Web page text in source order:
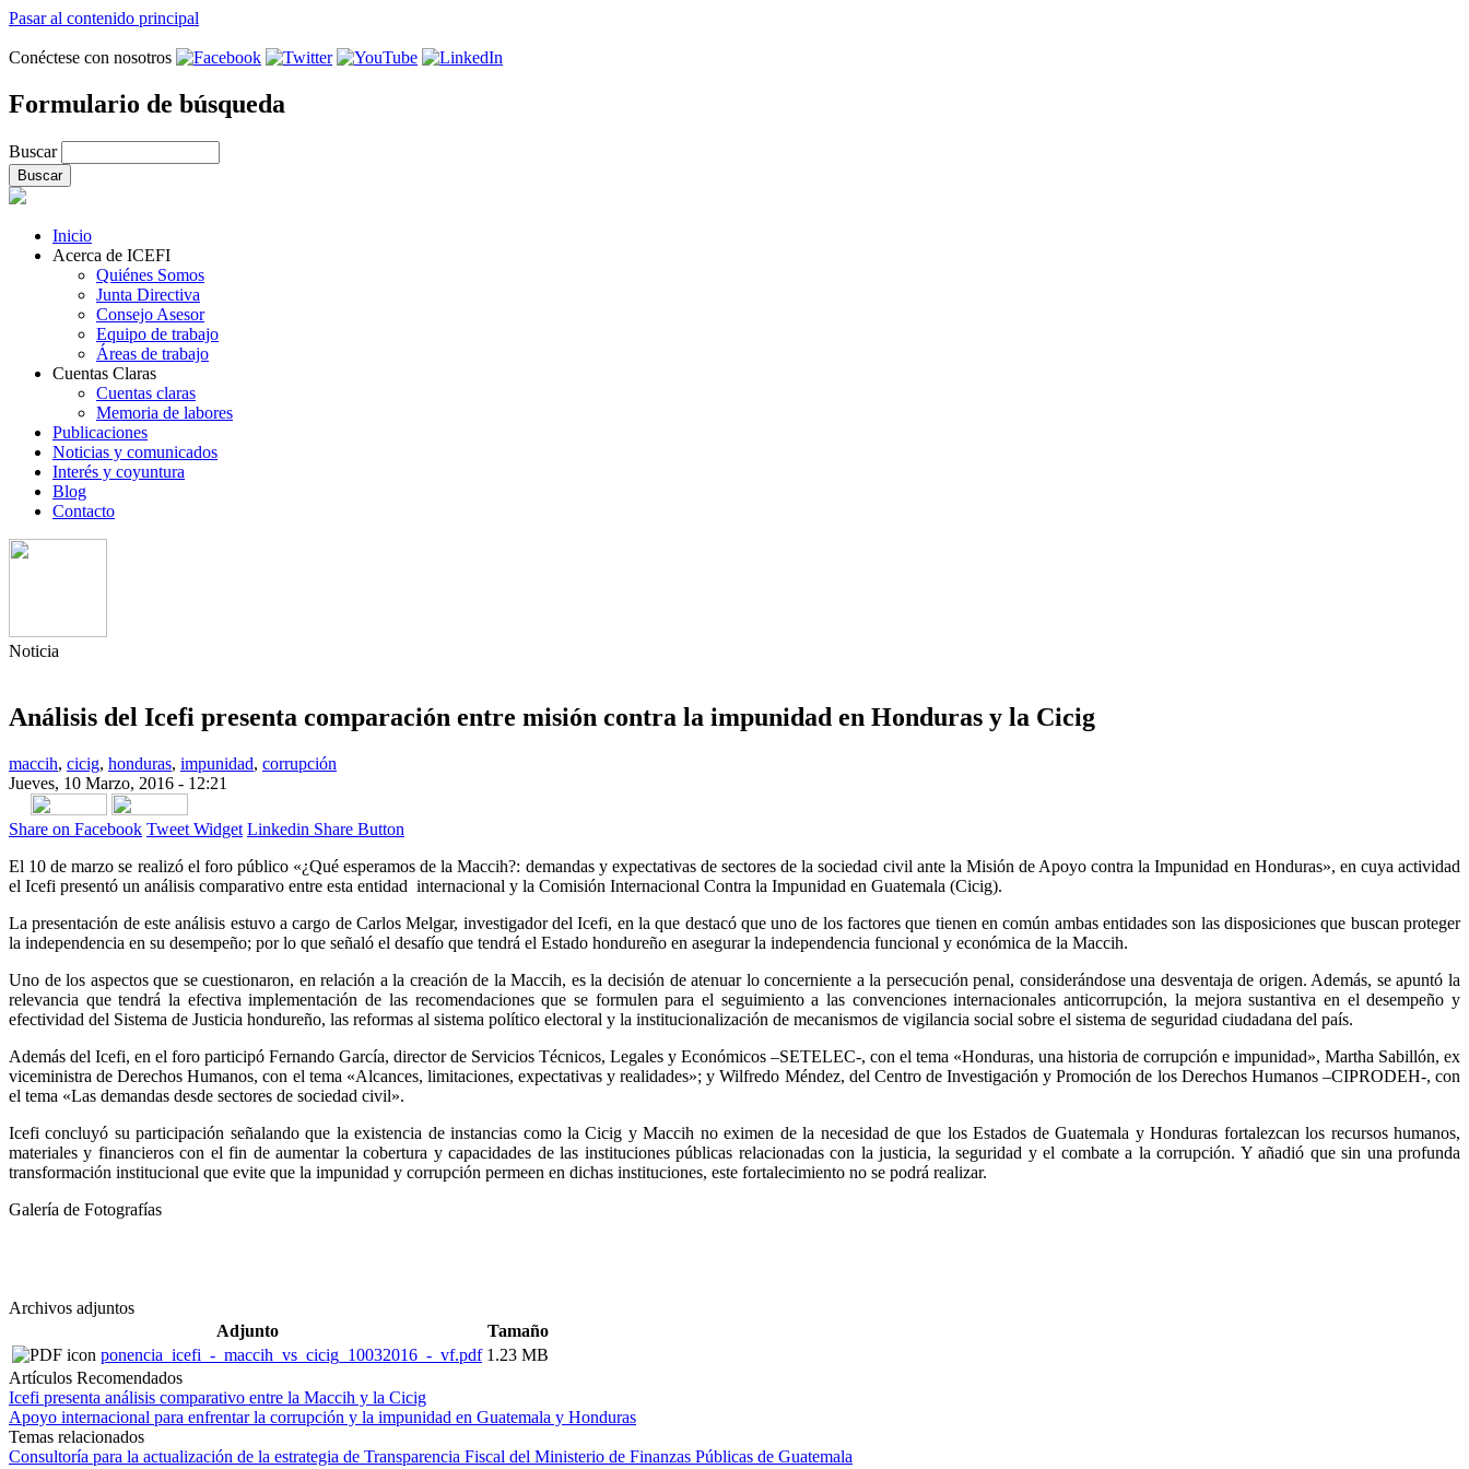
Pasar al contenido principal
Conéctese con nosotros
Formulario de búsqueda
Buscar
Inicio
Acerca de ICEFI
Quiénes Somos
Junta Directiva
Consejo Asesor
Equipo de trabajo
Áreas de trabajo
Cuentas Claras
Cuentas claras
Memoria de labores
Publicaciones
Noticias y comunicados
Interés y coyuntura
Blog
Contacto
Noticia
Análisis del Icefi presenta comparación entre misión contra la impunidad en Honduras y la Cicig
maccih, cicig, honduras, impunidad, corrupción
Jueves, 10 Marzo, 2016 - 12:21
Share on Facebook Tweet Widget Linkedin Share Button
El 10 de marzo se realizó el foro público «¿Qué esperamos de la Maccih?: demandas y expectativas de sectores de la sociedad civil ante la Misión de Apoyo contra la Impunidad en Honduras», en cuya actividad
el Icefi presentó un análisis comparativo entre esta entidad internacional y la Comisión Internacional Contra la Impunidad en Guatemala (Cicig).
La presentación de este análisis estuvo a cargo de Carlos Melgar, investigador del Icefi, en la que destacó que uno de los factores que tienen en común ambas entidades son las disposiciones que buscan proteger
la independencia en su desempeño; por lo que señaló el desafío que tendrá el Estado hondureño en asegurar la independencia funcional y económica de la Maccih.
Uno de los aspectos que se cuestionaron, en relación a la creación de la Maccih, es la decisión de atenuar lo concerniente a la persecución penal, considerándose una desventaja de origen. Además, se apuntó la
relevancia que tendrá la efectiva implementación de las recomendaciones que se formulen para el seguimiento a las convenciones internacionales anticorrupción, la mejora sustantiva en el desempeño y
efectividad del Sistema de Justicia hondureño, las reformas al sistema político electoral y la institucionalización de mecanismos de vigilancia social sobre el sistema de seguridad ciudadana del país.
Además del Icefi, en el foro participó Fernando García, director de Servicios Técnicos, Legales y Económicos –SETELEC-, con el tema «Honduras, una historia de corrupción e impunidad», Martha Sabillón, ex
viceministra de Derechos Humanos, con el tema «Alcances, limitaciones, expectativas y realidades»; y Wilfredo Méndez, del Centro de Investigación y Promoción de los Derechos Humanos –CIPRODEH-, con
el tema «Las demandas desde sectores de sociedad civil».
Icefi concluyó su participación señalando que la existencia de instancias como la Cicig y Maccih no eximen de la necesidad de que los Estados de Guatemala y Honduras fortalezcan los recursos humanos,
materiales y financieros con el fin de aumentar la cobertura y capacidades de las instituciones públicas relacionadas con la justicia, la seguridad y el combate a la corrupción. Y añadió que sin una profunda
transformación institucional que evite que la impunidad y corrupción permeen en dichas instituciones, este fortalecimiento no se podrá realizar.
Galería de Fotografías
Archivos adjuntos
Adjunto
Tamaño
ponencia_icefi_-_maccih_vs_cicig_10032016_-_vf.pdf 1.23 MB
Artículos Recomendados
Icefi presenta análisis comparativo entre la Maccih y la Cicig
Apoyo internacional para enfrentar la corrupción y la impunidad en Guatemala y Honduras
Temas relacionados
Consultoría para la actualización de la estrategia de Transparencia Fiscal del Ministerio de Finanzas Públicas de Guatemala